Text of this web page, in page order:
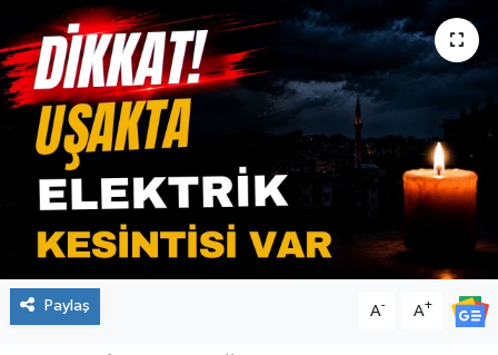
Paylaş A- A+